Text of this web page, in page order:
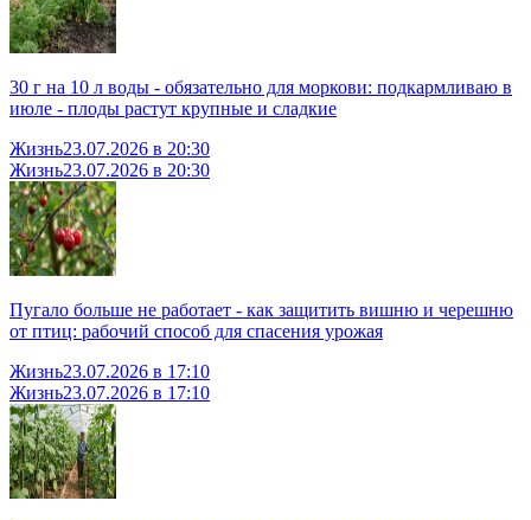
30 г на 10 л воды - обязательно для моркови: подкармливаю в
июле - плоды растут крупные и сладкие
Жизнь23.07.2026 в 20:30
Жизнь23.07.2026 в 20:30
Пугало больше не работает - как защитить вишню и черешню
от птиц: рабочий способ для спасения урожая
Жизнь23.07.2026 в 17:10
Жизнь23.07.2026 в 17:10